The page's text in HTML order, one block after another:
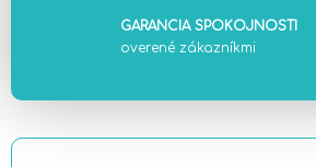
GARANCIA SPOKOJNOSTI
overené zákazníkmi